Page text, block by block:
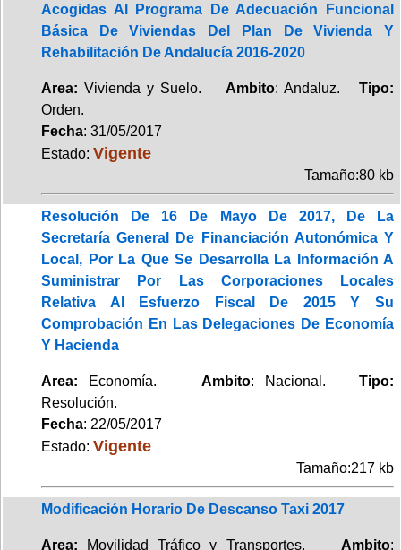
Acogidas Al Programa De Adecuación Funcional
Básica De Viviendas Del Plan De Vivienda Y
Rehabilitación De Andalucía 2016-2020
Area: Vivienda y Suelo. Ambito: Andaluz.Tipo:
Orden.
Fecha: 31/05/2017
Estado: Vigente
Tamaño:80 kb
Resolución De 16 De Mayo De 2017, De La
Secretaría General De Financiación Autonómica Y
Local, Por La Que Se Desarrolla La Información A
Suministrar Por Las Corporaciones Locales
Relativa Al Esfuerzo Fiscal De 2015 Y Su
Comprobación En Las Delegaciones De Economía
Y Hacienda
Area: Economía. Ambito: Nacional.Tipo:
Resolución.
Fecha: 22/05/2017
Estado: Vigente
Tamaño:217 kb
Modificación Horario De Descanso Taxi 2017
Area: Movilidad Tráfico y Transportes. Ambito: